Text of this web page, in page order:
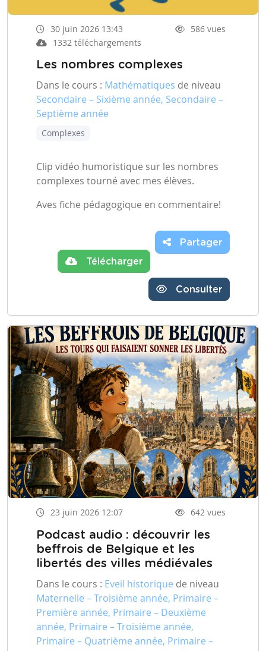
30 juin 2026 13:43
586 vues
1332 téléchargements
Les nombres complexes
Dans le cours : Mathématiques de niveau
Secondaire – Sixième année, Secondaire –
Septième année
Complexes
Clip vidéo humoristique sur les nombres
complexes tourné avec mes élèves.
Aves fiche pédagogique en commentaire!
Télécharger
Partager
Consulter
23 juin 2026 12:07 642 vues
Podcast audio : découvrir les
beffrois de Belgique et les
libertés des villes médiévales
Dans le cours : Eveil historique de niveau
Maternelle – Troisième année, Primaire –
Première année, Primaire – Deuxième
année, Primaire – Troisième année,
Primaire – Quatrième année, Primaire –